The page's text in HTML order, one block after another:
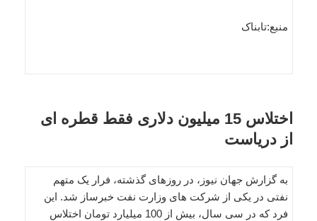
منبع:تابناک
اختلاس 15 میلیون دلاری فقط قطره ای
از دریاست
به گزارش جهان نیوز، در روزهای گذشته، فرار یک متهم
نفتی در یکی از شرکت های وزارت نفت خبرساز شد. این
فرد که در سی سال، بیش از 100 میلیارد تومان اختلاس